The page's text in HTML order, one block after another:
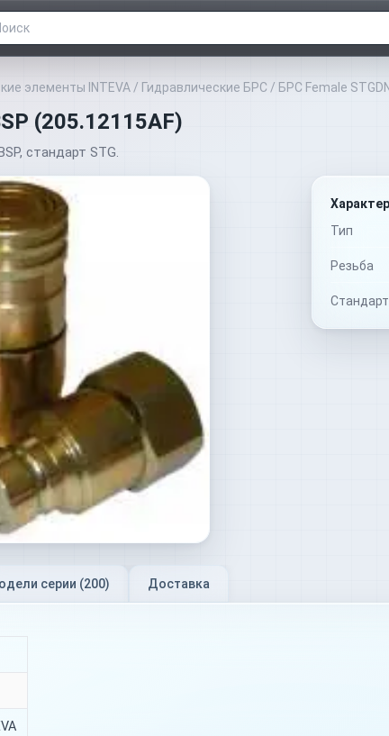
элементы INTEVA / Гидравлические БРС / БРС Female
(205.12115AF)
стандарт STG.
Тип
Резьба
Стандарт
серии (200) Доставка